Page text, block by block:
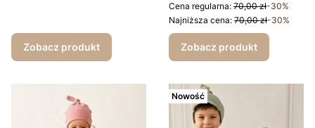
Zobacz produkt
Cena regularna: 70,00 zł-30%
Najniższa cena: 70,00 zł-30%
Zobacz produkt
Nowość